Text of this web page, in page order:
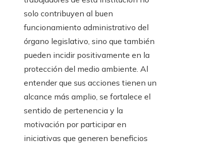
solo contribuyen al buen
funcionamiento administrativo del
órgano legislativo, sino que también
pueden incidir positivamente en la
protección del medio ambiente. Al
entender que sus acciones tienen un
alcance más amplio, se fortalece el
sentido de pertenencia y la
motivación por participar en
iniciativas que generen beneficios